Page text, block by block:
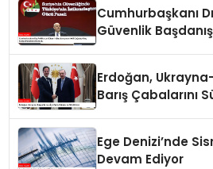
Cumhurbaşkanı
Güvenlik
Erdoğan,
Barış Çabalarını
Ege Denizi’nde
Devam Ediyor